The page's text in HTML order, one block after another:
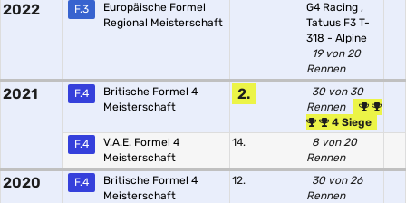
2022 F.3
Europäische Formel
Regional Meisterschaft
G4 Racing ,
Tatuus F3 T-
318 - Alpine
19 von 20
Rennen
2021 F.4
Britische Formel 4
Meisterschaft
2.
30 von 30
Rennen
4 Siege
F.4
V.A.E. Formel 4
Meisterschaft
14.
8 von 20
Rennen
2020 F.4
Britische Formel 4
Meisterschaft
12.
30 von 26
Rennen